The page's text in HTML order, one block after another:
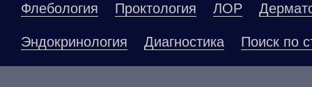
Флебология Проктология ЛОР
Эндокринология Диагностика Поиск по